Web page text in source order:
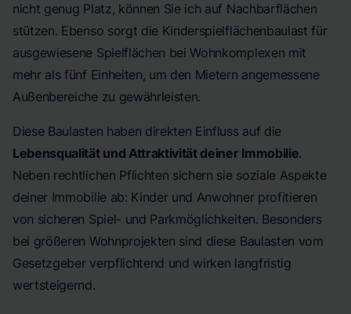
nicht genug Platz, können Sie ich auf Nachbarflächen
stützen. Ebenso sorgt die Kinderspielflächenbaulast für
ausgewiesene Spielflächen bei Wohnkomplexen mit
mehr als fünf Einheiten, um den Mietern angemessene
Außenbereiche zu gewährleisten.
Diese Baulasten haben direkten Einfluss auf die
Lebensqualität und Attraktivität deiner Immobilie.
Neben rechtlichen Pflichten sichern sie soziale Aspekte
deiner Immobilie ab: Kinder und Anwohner profitieren
von sicheren Spiel- und Parkmöglichkeiten. Besonders
bei größeren Wohnprojekten sind diese Baulasten vom
Gesetzgeber verpflichtend und wirken langfristig
wertsteigernd.